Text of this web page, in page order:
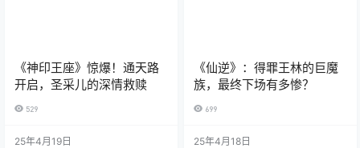
《神印王座》惊爆！通天路
开启，圣采儿的深情救赎
529
25年4月19日
《仙逆》：得罪王林的巨魔
族，最终下场有多惨？
699
25年4月18日